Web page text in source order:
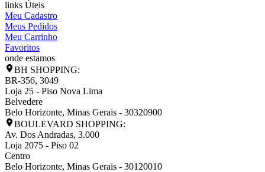
links Úteis
Meu Cadastro
Meus Pedidos
Meu Carrinho
Favoritos
onde estamos
BH SHOPPING:
BR-356, 3049
Loja 25 - Piso Nova Lima
Belvedere
Belo Horizonte, Minas Gerais - 30320900
BOULEVARD SHOPPING:
Av. Dos Andradas, 3.000
Loja 2075 - Piso 02
Centro
Belo Horizonte, Minas Gerais - 30120010